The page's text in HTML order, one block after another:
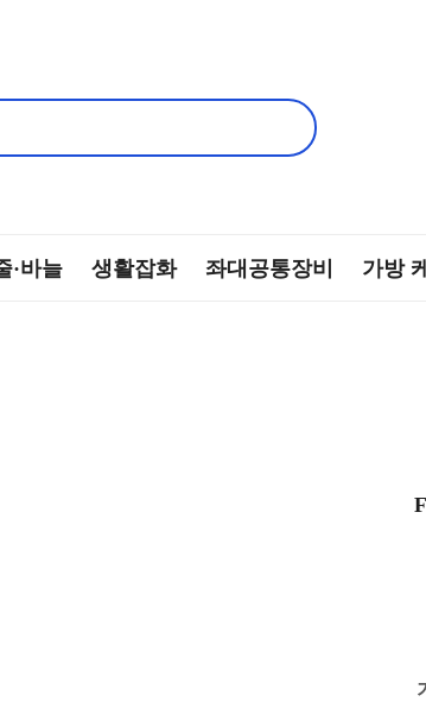
·바늘 생활잡화 좌대공통장비 가방